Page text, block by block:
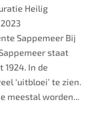
Heilig
Sappemeer Bij
staat
1924. In de
‘uitbloei’ te zien.
meestal worden...